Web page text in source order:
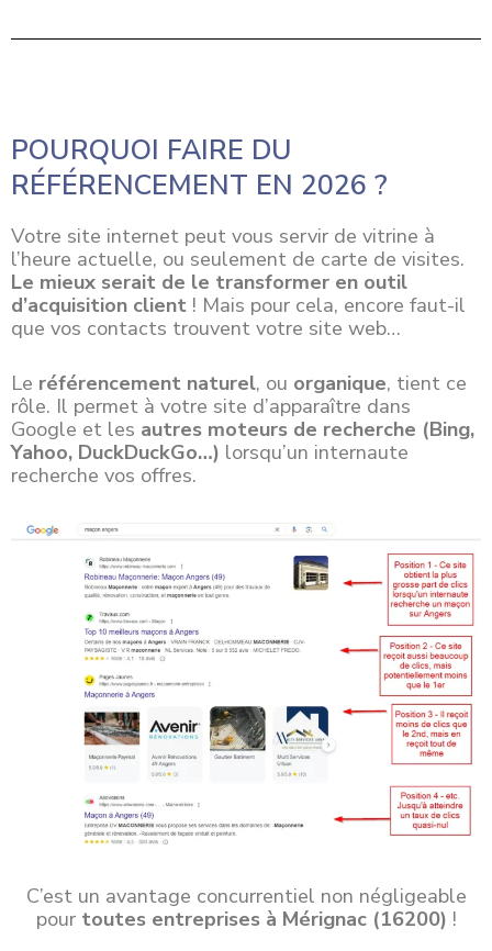
POURQUOI FAIRE DU
RÉFÉRENCEMENT EN 2026 ?
Votre site internet peut vous servir de vitrine à
l’heure actuelle, ou seulement de carte de visites.
Le mieux serait de le transformer en outil
d’acquisition client ! Mais pour cela, encore faut-il
que vos contacts trouvent votre site web…
Le référencement naturel, ou organique, tient ce
rôle. Il permet à votre site d’apparaître dans
Google et les autres moteurs de recherche (Bing,
Yahoo, DuckDuckGo…) lorsqu’un internaute
recherche vos offres.
C’est un avantage concurrentiel non négligeable
pour toutes entreprises à Mérignac (16200) !